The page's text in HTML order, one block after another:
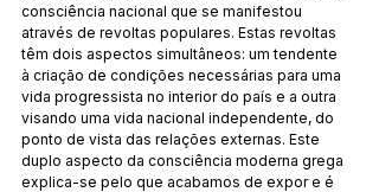
consciência nacional que se manifestou
através de revoltas populares. Estas revoltas
têm dois aspectos simultâneos: um tendente
à criação de condições necessárias para uma
vida progressista no interior do país e a outra
visando uma vida nacional independente, do
ponto de vista das relações externas. Este
duplo aspecto da consciência moderna grega
explica-se pelo que acabamos de expor e é